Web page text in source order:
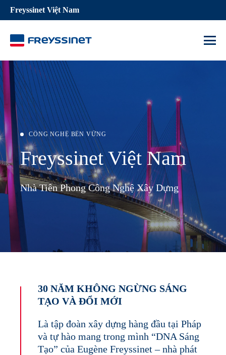
Freyssinet Việt Nam
CÔNG NGHỆ BỀN VỮNG
Freyssinet Việt Nam
Nhà Tiên Phong Công Nghệ Xây Dựng
30 NĂM KHÔNG NGỪNG SÁNG
TẠO VÀ ĐỔI MỚI
Là tập đoàn xây dựng hàng đầu tại Pháp
và tự hào mang trong mình “DNA Sáng
Tạo” của Eugène Freyssinet – nhà phát